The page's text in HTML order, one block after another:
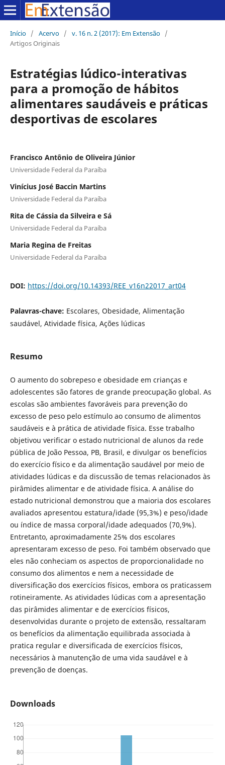
Início / Acervo / v. 16 n. 2 (2017): Em Extensão /
Artigos Originais
Estratégias lúdico-interativas
para a promoção de hábitos
alimentares saudáveis e práticas
desportivas de escolares
Francisco Antônio de Oliveira Júnior
Universidade Federal da Paraíba
Vinícius José Baccin Martins
Universidade Federal da Paraíba
Rita de Cássia da Silveira e Sá
Universidade Federal da Paraíba
Maria Regina de Freitas
Universidade Federal da Paraíba
DOI: https://doi.org/10.14393/REE_v16n22017_art04
Palavras-chave: Escolares, Obesidade, Alimentação
saudável, Atividade física, Ações lúdicas
Resumo
O aumento do sobrepeso e obesidade em crianças e
adolescentes são fatores de grande preocupação global. As
escolas são ambientes favoráveis para prevenção do
excesso de peso pelo estímulo ao consumo de alimentos
saudáveis e à prática de atividade física. Esse trabalho
objetivou verificar o estado nutricional de alunos da rede
pública de João Pessoa, PB, Brasil, e divulgar os benefícios
do exercício físico e da alimentação saudável por meio de
atividades lúdicas e da discussão de temas relacionados às
pirâmides alimentar e de atividade física. A análise do
estado nutricional demonstrou que a maioria dos escolares
avaliados apresentou estatura/idade (95,3%) e peso/idade
ou índice de massa corporal/idade adequados (70,9%).
Entretanto, aproximadamente 25% dos escolares
apresentaram excesso de peso. Foi também observado que
eles não conheciam os aspectos de proporcionalidade no
consumo dos alimentos e nem a necessidade de
diversificação dos exercícios físicos, embora os praticassem
rotineiramente. As atividades lúdicas com a apresentação
das pirâmides alimentar e de exercícios físicos,
desenvolvidas durante o projeto de extensão, ressaltaram
os benefícios da alimentação equilibrada associada à
pratica regular e diversificada de exercícios físicos,
necessários à manutenção de uma vida saudável e à
prevenção de doenças.
Downloads